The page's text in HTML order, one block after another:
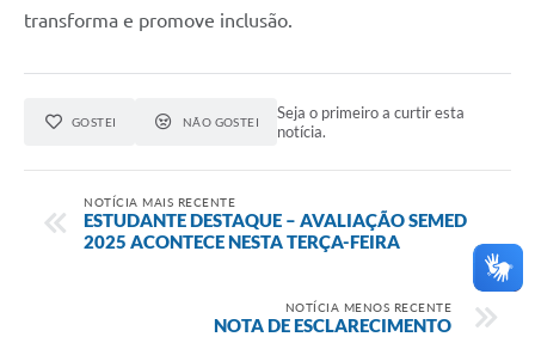
transforma e promove inclusão.
GOSTEI NÃO GOSTEI
Seja o primeiro a curtir esta
notícia.
NOTÍCIA MAIS RECENTE
ESTUDANTE DESTAQUE – AVALIAÇÃO SEMED
2025 ACONTECE NESTA TERÇA-FEIRA
NOTÍCIA MENOS RECENTE
NOTA DE ESCLARECIMENTO